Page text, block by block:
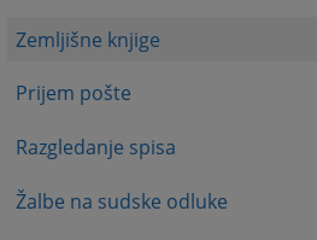
Zemljišne knjige
Prijem pošte
Razgledanje spisa
Žalbe na sudske odluke